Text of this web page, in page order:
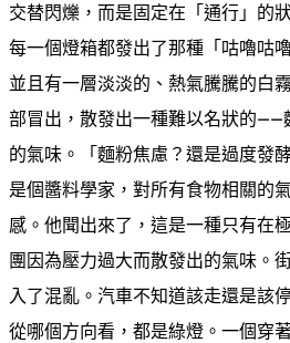
交替閃爍，而是固定在「通行」的
每一個燈箱都發出了那種「咕嚕咕
並且有一層淡淡的、熱氣騰騰的白
部冒出，散發出一種難以名狀的——
的氣味。「麵粉焦慮？還是過度發
是個醬料學家，對所有食物相關的
感。他聞出來了，這是一種只有在
團因為壓力過大而散發出的氣味。
入了混亂。汽車不知道該走還是該
從哪個方向看，都是綠燈。一個穿